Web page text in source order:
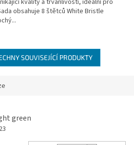
kvality a trvanlivosti, ideální pro
obsahuje 8 štětců White Bristle
SOUVISEJÍCÍ PRODUKTY
green